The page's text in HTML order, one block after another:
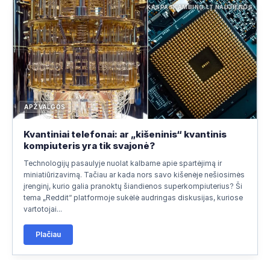
KASPASKAMBINO.LT NAUJIENOS
APŽVALGOS
Kvantiniai telefonai: ar „kišeninis“ kvantinis
kompiuteris yra tik svajonė?
Technologijų pasaulyje nuolat kalbame apie spartėjimą ir
miniatiūrizavimą. Tačiau ar kada nors savo kišenėje nešiosimės
įrenginį, kurio galia pranoktų šiandienos superkompiuterius? Ši
tema „Reddit“ platformoje sukėlė audringas diskusijas, kuriose
vartotojai...
Plačiau